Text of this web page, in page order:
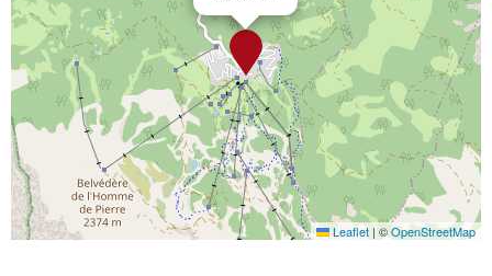
Leaflet | ©OpenStreetMap